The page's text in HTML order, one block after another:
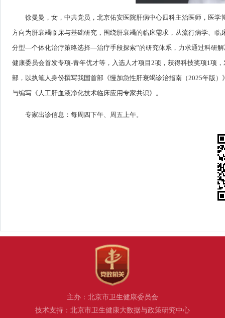
徐曼曼，女，中共党员，北京佑安医院肝病中心四科主治医师，医
方向为肝衰竭临床与基础研究，围绕肝衰竭的临床需求，从流行病学、
分型—个体化治疗策略选择—治疗手段探索”的研究体系，力求通过科研
健康委员会首发专项-青年优才等，入选人才项目2项，获得科技奖项1项
部，以执笔人身份撰写我国首部《慢加急性肝衰竭诊治指南（2025年版
与编写《人工肝血液净化技术临床应用专家共识》。
专家出诊信息：每周四下午、周五上午。
主办：北京市卫生健康委员会
技术支持：北京市卫生健康大数据与政策研究中心